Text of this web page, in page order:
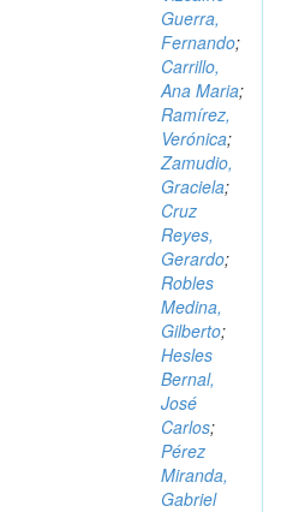
Guerra,
Fernando;
Carrillo,
Ana Maria;
Ramírez,
Verónica;
Zamudio,
Graciela;
Cruz
Reyes,
Gerardo;
Robles
Medina,
Gilberto;
Hesles
Bernal,
José
Carlos;
Pérez
Miranda,
Gabriel